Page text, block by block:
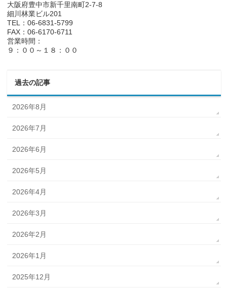
大阪府豊中市新千里南町2-7-8
細川林業ビル201
TEL：06-6831-5799
FAX：06-6170-6711
営業時間：
９：００～１８：００
過去の記事
2026年8月
2026年7月
2026年6月
2026年5月
2026年4月
2026年3月
2026年2月
2026年1月
2025年12月